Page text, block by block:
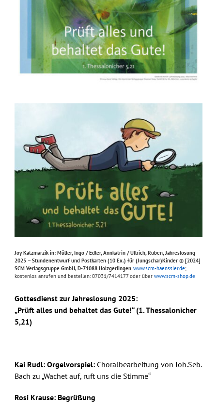
Joy Katzmarzik in: Müller, Ingo / Edler, Annkatrin / Ullrich, Ruben, Jahreslosung
2025 – Stundenentwurf und Postkarten (10 Ex.) für (Jungschar)Kinder © [2024]
SCM Verlagsgruppe GmbH, D-71088 Holzgerlingen,www.scm-haenssler.de;
kostenlos anrufen und bestellen: 07031/7414177 oder über www.scm-shop.de
Gottesdienst zur Jahreslosung 2025:
„Prüft alles und behaltet das Gute!“ (1. Thessalonicher
5,21)
Kai Rudl: Orgelvorspiel: Choralbearbeitung von Joh.Seb.
Bach zu „Wachet auf, ruft uns die Stimme“
Rosi Krause: Begrüßung